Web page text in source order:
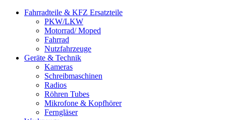
Fahrradteile & KFZ Ersatzteile
PKW/LKW
Motorrad/ Moped
Fahrrad
Nutzfahrzeuge
Geräte & Technik
Kameras
Schreibmaschinen
Radios
Röhren Tubes
Mikrofone & Kopfhörer
Ferngläser